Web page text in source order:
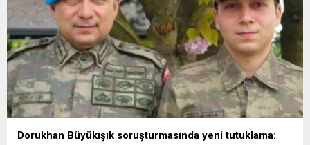
Dorukhan Büyükışık soruşturmasında yeni tutuklama: